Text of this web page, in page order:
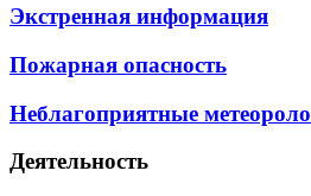
Экстренная информация
Пожарная опасность
Неблагоприятные
Деятельность